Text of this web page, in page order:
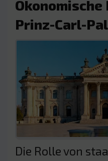
Prinz-Carl-
Die Rolle von